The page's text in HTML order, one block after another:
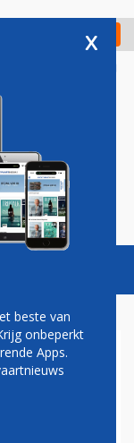
Check in
Vacatures
x
beste van
onbeperkt
Apps.